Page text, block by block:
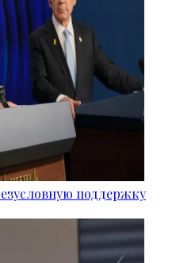
поддержку